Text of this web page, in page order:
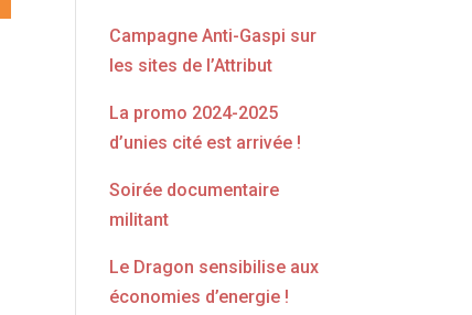
Campagne Anti-Gaspi sur
les sites de l’Attribut
La promo 2024-2025
d’unies cité est arrivée !
Soirée documentaire
militant
Le Dragon sensibilise aux
économies d’energie !